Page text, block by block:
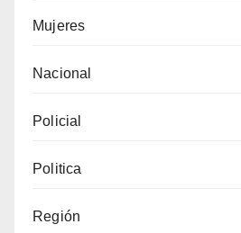
Mujeres
Nacional
Policial
Politica
Región